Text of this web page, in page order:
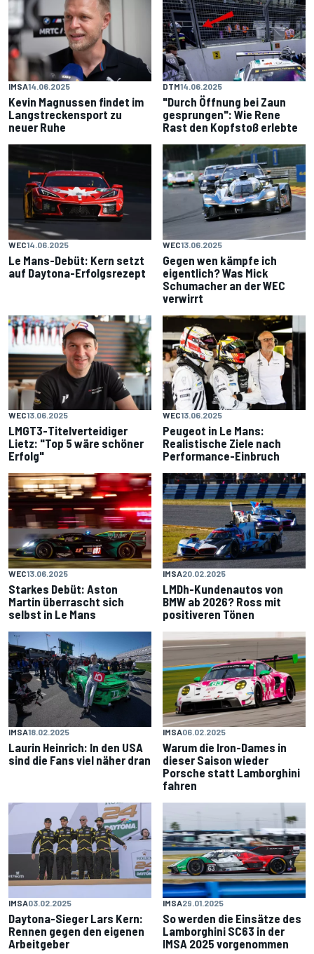
IMSA14.06.2025
Kevin Magnussen findet im
Langstreckensport zu
neuer Ruhe
DTM14.06.2025
"Durch Öffnung bei Zaun
gesprungen": Wie Rene
Rast den Kopfstoß erlebte
WEC14.06.2025
Le Mans-Debüt: Kern setzt
auf Daytona-Erfolgsrezept
WEC13.06.2025
Gegen wen kämpfe ich
eigentlich? Was Mick
Schumacher an der WEC
verwirrt
WEC13.06.2025
LMGT3-Titelverteidiger
Lietz: "Top 5 wäre schöner
Erfolg"
WEC13.06.2025
Peugeot in Le Mans:
Realistische Ziele nach
Performance-Einbruch
WEC13.06.2025
Starkes Debüt: Aston
Martin überrascht sich
selbst in Le Mans
IMSA20.02.2025
LMDh-Kundenautos von
BMW ab 2026? Ross mit
positiveren Tönen
IMSA18.02.2025
Laurin Heinrich: In den USA
sind die Fans viel näher dran
IMSA06.02.2025
Warum die Iron-Dames in
dieser Saison wieder
Porsche statt Lamborghini
fahren
IMSA03.02.2025
Daytona-Sieger Lars Kern:
Rennen gegen den eigenen
Arbeitgeber
IMSA29.01.2025
So werden die Einsätze des
Lamborghini SC63 in der
IMSA 2025 vorgenommen